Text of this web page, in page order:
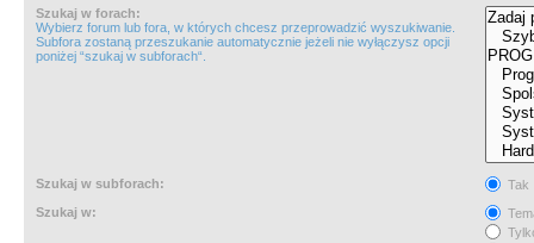
Szukaj w forach:
Wybierz forum lub fora, w których chcesz przeprowadzić wyszukiwanie.
Subfora zostaną przeszukanie automatycznie jeżeli nie wyłączysz opcji
poniżej “szukaj w subforach“.
Szukaj w subforach:
Tak
Szukaj w: